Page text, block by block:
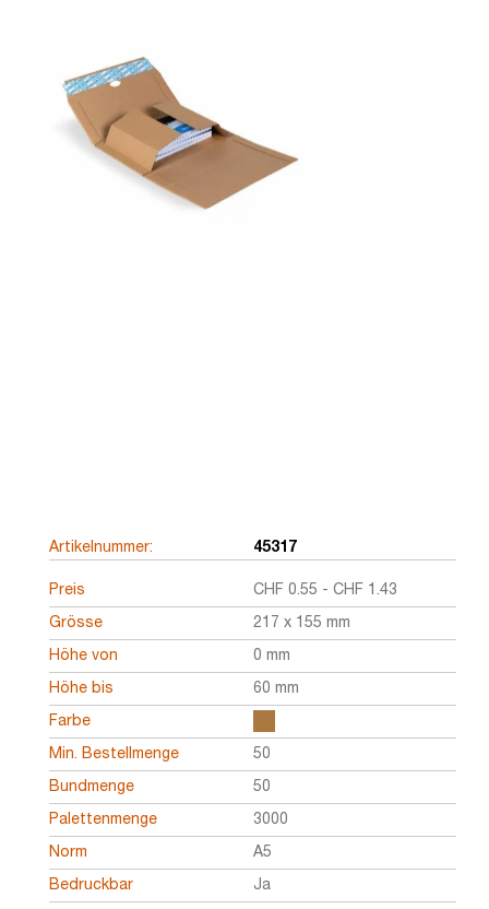
Artikelnummer: 45317
Preis CHF 0.55 - CHF 1.43
Grösse 217 x 155 mm
Höhe von 0 mm
Höhe bis 60 mm
Farbe
Min. Bestellmenge 50
Bundmenge 50
Palettenmenge 3000
Norm A5
Bedruckbar Ja